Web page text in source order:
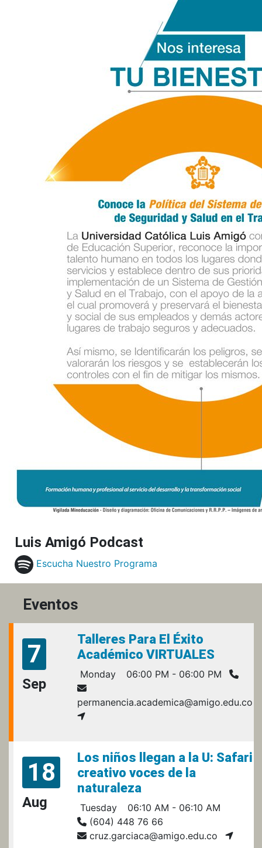
Luis Amigó Podcast
Escucha Nuestro Programa
Eventos
7
Sep
Talleres Para El Éxito
Académico VIRTUALES
Monday 06:00 PM - 06:00 PM
permanencia.academica@amigo.edu.co
18
Aug
Los niños llegan a la U: Safari
creativo voces de la
naturaleza
Tuesday
06:10 AM - 06:10 AM
(604) 448 76 66
cruz.garciaca@amigo.edu.co